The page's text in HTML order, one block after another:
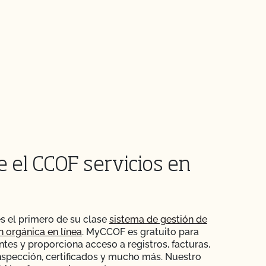
el CCOF servicios en
el primero de su clase sistema de gestión de
orgánica en línea. MyCCOF es gratuito para
y proporciona acceso a registros, facturas,
certificados y mucho más. Nuestro